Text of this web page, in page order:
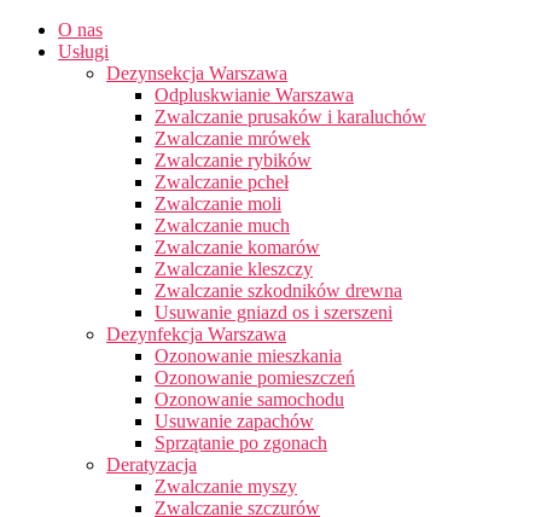
O nas
Usługi
Dezynsekcja Warszawa
Odpluskwianie Warszawa
Zwalczanie prusaków i karaluchów
Zwalczanie mrówek
Zwalczanie rybików
Zwalczanie pcheł
Zwalczanie moli
Zwalczanie much
Zwalczanie komarów
Zwalczanie kleszczy
Zwalczanie szkodników drewna
Usuwanie gniazd os i szerszeni
Dezynfekcja Warszawa
Ozonowanie mieszkania
Ozonowanie pomieszczeń
Ozonowanie samochodu
Usuwanie zapachów
Sprzątanie po zgonach
Deratyzacja
Zwalczanie myszy
Zwalczanie szczurów